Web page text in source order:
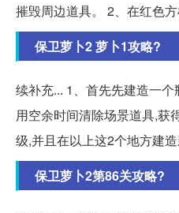
摧毁周边道具。 2、在红色方
保卫萝卜2 萝卜1攻略?
续补充... 1、首先先建造一
用空余时间清除场景道具,获
级,并且在以上这2个地方建造
保卫萝卜2第86关攻略?